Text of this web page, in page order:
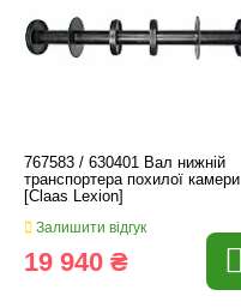
767583 / 630401 Вал нижній
транспортера похилої камери
[Claas Lexion]
Залишити відгук
19 940 ₴